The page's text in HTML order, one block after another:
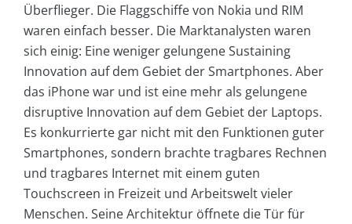
Überflieger. Die Flaggschiffe von Nokia und RIM
waren einfach besser. Die Marktanalysten waren
sich einig: Eine weniger gelungene Sustaining
Innovation auf dem Gebiet der Smartphones. Aber
das iPhone war und ist eine mehr als gelungene
disruptive Innovation auf dem Gebiet der Laptops.
Es konkurrierte gar nicht mit den Funktionen guter
Smartphones, sondern brachte tragbares Rechnen
und tragbares Internet mit einem guten
Touchscreen in Freizeit und Arbeitswelt vieler
Menschen. Seine Architektur öffnete die Tür für